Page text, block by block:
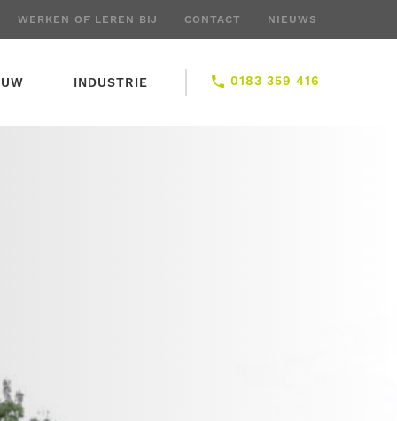
WERKEN OF LEREN BIJ CONTACT NIEUWS
INDUSTRIE 0183 359 416